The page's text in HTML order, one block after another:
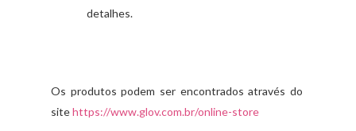
detalhes.
Os produtos podem ser encontrados através do
sitehttps://www.glov.com.br/online-store